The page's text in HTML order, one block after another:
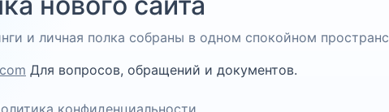
и личная полка собраны в одном спокойном
Для вопросов, обращений и документов.
конфиденциальности